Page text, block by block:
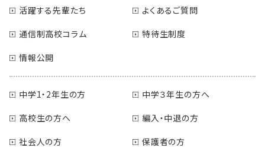
活躍する先輩たち
よくあるご質問
通信制高校コラム
特待生制度
情報公開
中学1・2年生の方
中学３年生の方へ
高校生の方へ
編入・中退の方
社会人の方
保護者の方